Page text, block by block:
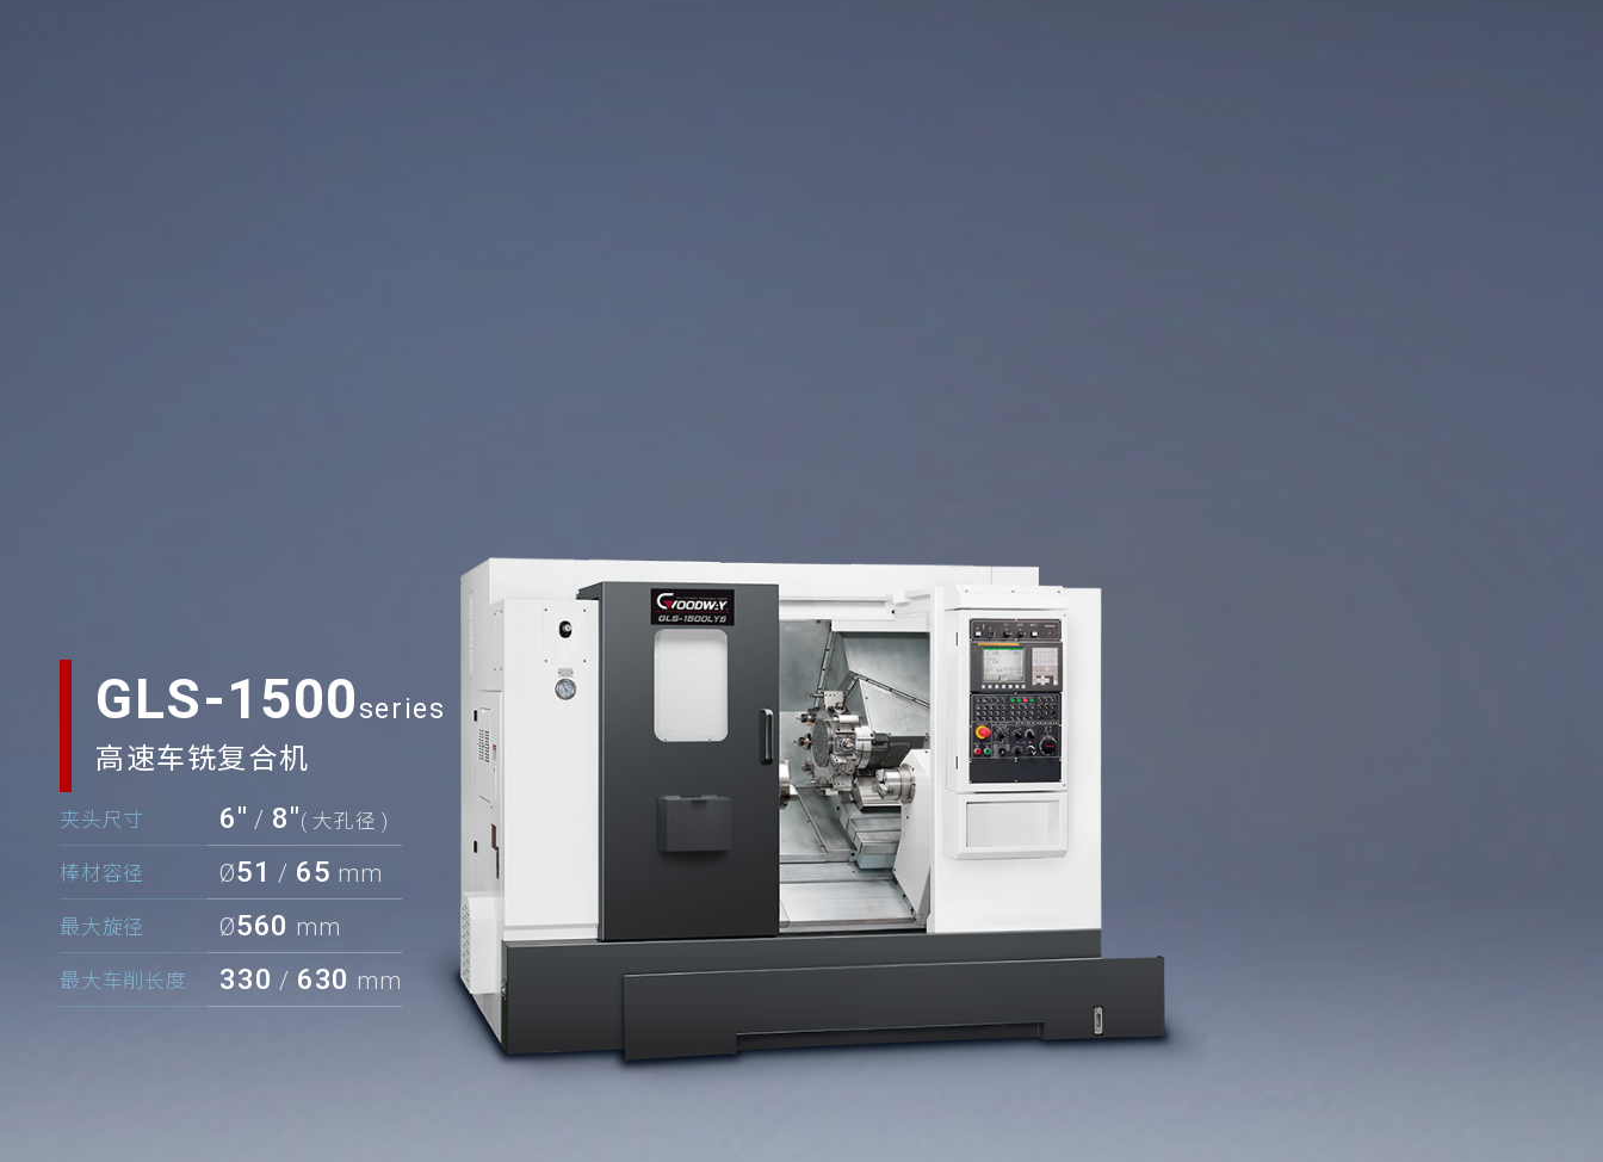
GLS-1500
高速车铣复合机
夹头尺寸 6" / 8"( 大孔径 )
棒材容径 Ø51 / 65 mm
最大旋径 Ø560 mm
最大车削长度 330 / 630 mm